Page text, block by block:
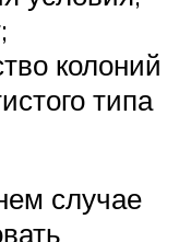
колоний
типа
случае